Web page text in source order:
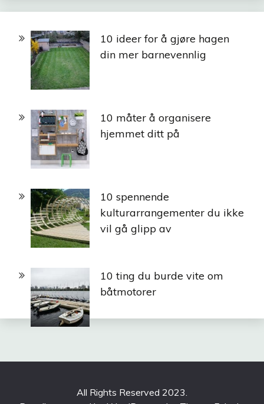
10 ideer for å gjøre hagen
din mer barnevennlig
10 måter å organisere
hjemmet ditt på
10 spennende
kulturarrangementer du ikke
vil gå glipp av
10 ting du burde vite om
båtmotorer
All Rights Reserved 2023.